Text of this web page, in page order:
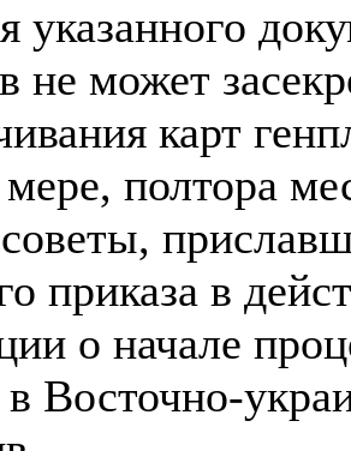
указанного
не может
карт
полтора
приказа в
о начале
в Восточно-